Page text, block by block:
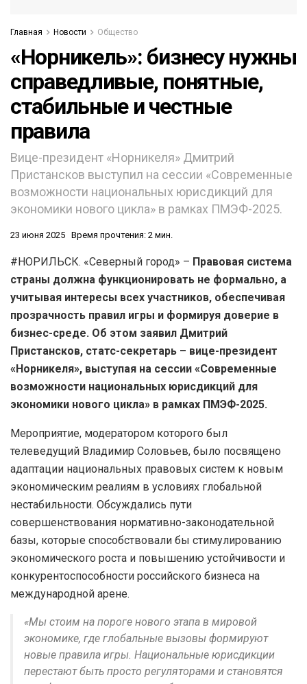
Главная Новости Общество
«Норникель»: бизнесу нужны
справедливые, понятные,
стабильные и честные
правила
Вице-президент «Норникеля» Дмитрий
Пристансков выступил на сессии «Современные
возможности национальных юрисдикций для
экономики нового цикла» в рамках ПМЭФ-2025.
23 июня 2025 Время прочтения: 2 мин.
#НОРИЛЬСК. «Северный город» – Правовая система
страны должна функционировать не формально, а
учитывая интересы всех участников, обеспечивая
прозрачность правил игры и формируя доверие в
бизнес-среде. Об этом заявил Дмитрий
Пристансков, статс-секретарь – вице-президент
«Норникеля», выступая на сессии «Современные
возможности национальных юрисдикций для
экономики нового цикла» в рамках ПМЭФ-2025.
Мероприятие, модератором которого был
телеведущий Владимир Соловьев, было посвящено
адаптации национальных правовых систем к новым
экономическим реалиям в условиях глобальной
нестабильности. Обсуждались пути
совершенствования нормативно-законодательной
базы, которые способствовали бы стимулированию
экономического роста и повышению устойчивости и
конкурентоспособности российского бизнеса на
международной арене.
«Мы стоим на пороге нового этапа в мировой
экономике, где глобальные вызовы формируют
новые правила игры. Национальные юрисдикции
перестают быть просто регуляторами и становятся